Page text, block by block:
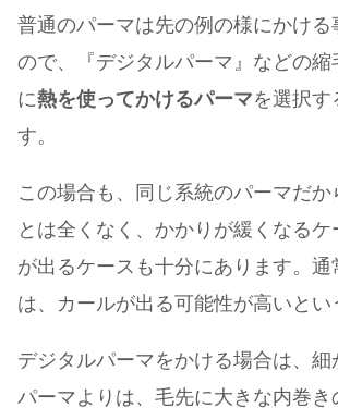
普通のパーマは先の例の様にかける
ので、『デジタルパーマ』などの縮
に熱を使ってかけるパーマを選択す
す。
この場合も、同じ系統のパーマだか
とは全くなく、かかりが緩くなる
が出るケースも十分にあります。通
は、カールが出る可能性が高いとい
デジタルパーマをかける場合は、
パーマよりは、毛先に大きな内巻き